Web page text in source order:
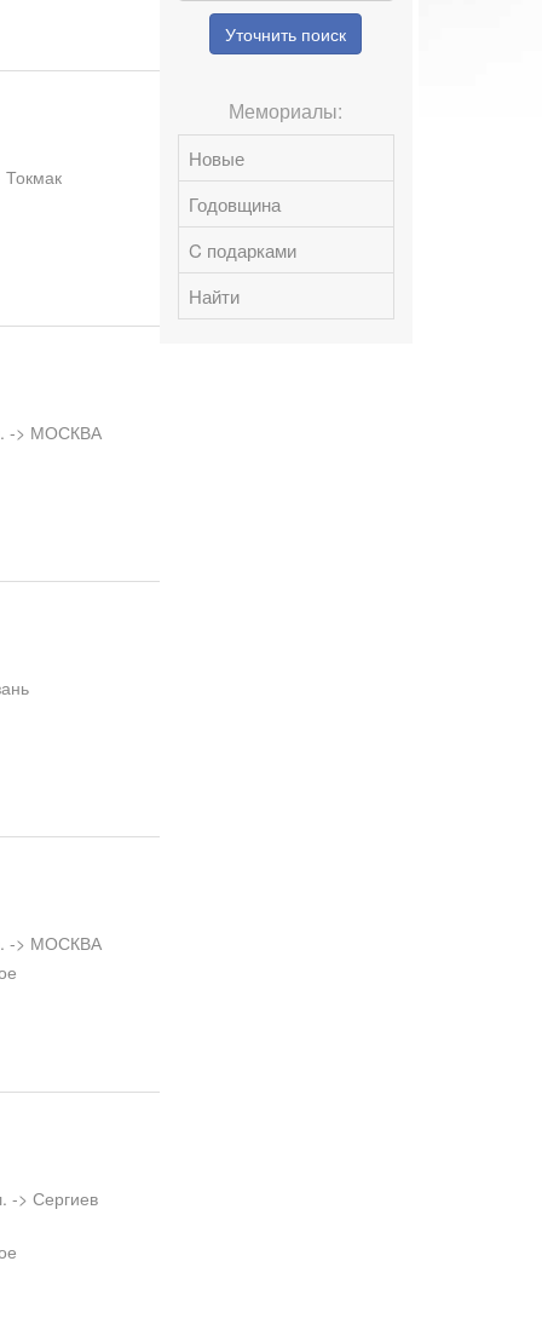
-> МОСКВА
-> МОСКВА
-> Сергиев
Уточнить поиск
Мемориалы:
Новые
Годовщина
C подарками
Найти